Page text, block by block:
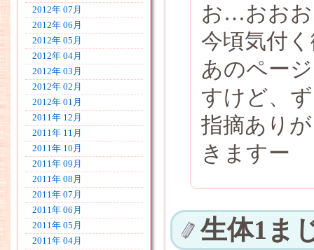
2012年 07月
2012年 06月
2012年 05月
2012年 04月
2012年 03月
2012年 02月
2012年 01月
2011年 12月
2011年 11月
2011年 10月
2011年 09月
2011年 08月
2011年 07月
2011年 06月
2011年 05月
2011年 04月
お…おお
今頃気付
あのペー
すけど、
指摘あり
きますー
生体1ま